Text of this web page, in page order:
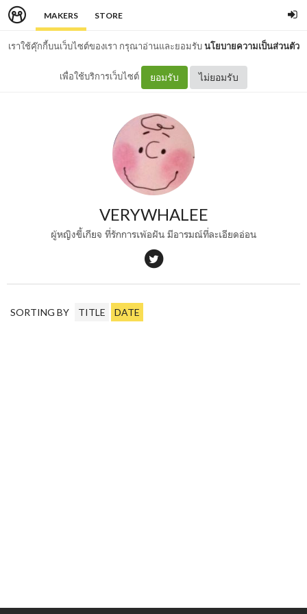
MAKERS STORE
เราใช้คุ๊กกี้บนเว็บไซต์ของเรา กรุณาอ่านและยอมรับนโยบายความเป็นส่วนตัว
เพื่อใช้บริการเว็บไซต์ ยอมรับ ไม่ยอมรับ
VERYWHALEE
ผู้หญิงขี้เกียจ ที่รักการเพ้อฝัน มีอารมณ์ที่ละเอียดอ่อน
SORTING BY TITLE DATE